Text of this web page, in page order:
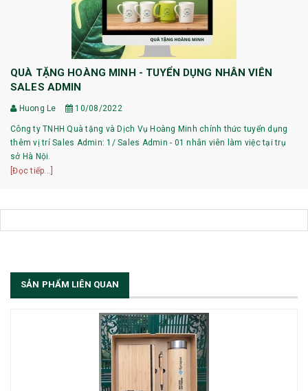
QUÀ TẶNG HOÀNG MINH - TUYỂN DỤNG NHÂN VIÊN
SALES ADMIN
Huong Le 10/08/2022
Công ty TNHH Quà tặng và Dịch Vụ Hoàng Minh chính thức tuyển dụng
thêm vị trí Sales Admin: 1/ Sales Admin - 01 nhân viên làm việc tại trụ
sở Hà Nội.
[Đọc tiếp...]
SẢN PHẨM LIÊN QUAN